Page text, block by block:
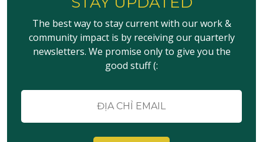
kiện
The best way to stay current with our work &
community impact is by receiving our quarterly
newsletters. We promise only to give you the
good stuff (:
mail